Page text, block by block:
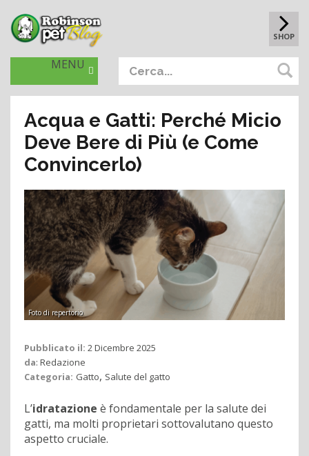
SHOP
MENU
Acqua e Gatti: Perché Micio
Deve Bere di Più (e Come
Convincerlo)
Foto di repertorio
Pubblicato il: 2 Dicembre 2025
da: Redazione
Categoria: Gatto, Salute del gatto
L’idratazione è fondamentale per la salute dei
gatti, ma molti proprietari sottovalutano questo
aspetto cruciale.